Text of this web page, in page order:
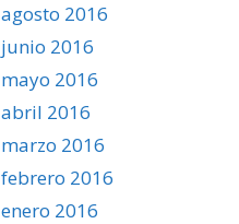
agosto 2016
junio 2016
mayo 2016
abril 2016
marzo 2016
febrero 2016
enero 2016